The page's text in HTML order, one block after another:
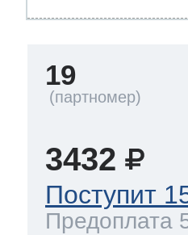
19
3432
Поступит
Предоплата